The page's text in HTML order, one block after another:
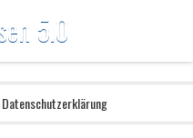
5.0
Datenschutzerklärung